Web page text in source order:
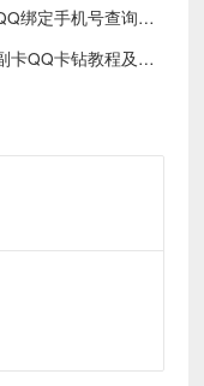
最新QQ绑定手机号查询 反查等功能
电信副卡QQ卡钻教程及卡钻最新地址